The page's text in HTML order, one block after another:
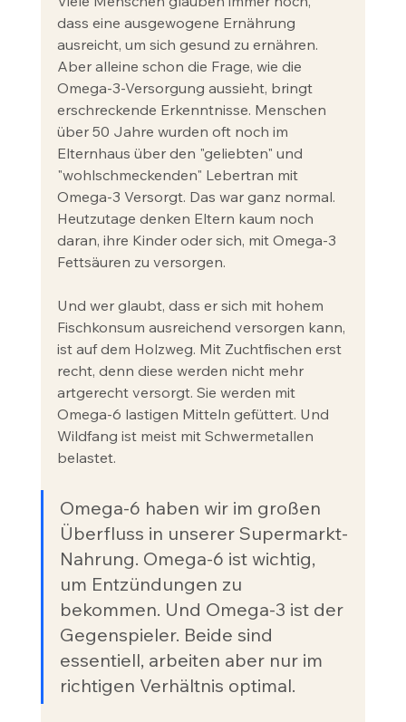
dass eine ausgewogene Ernährung
ausreicht, um sich gesund zu ernähren.
Aber alleine schon die Frage, wie die
Omega-3-Versorgung aussieht, bringt
erschreckende Erkenntnisse. Menschen
über 50 Jahre wurden oft noch im
Elternhaus über den "geliebten" und
"wohlschmeckenden" Lebertran mit
Omega-3 Versorgt. Das war ganz normal.
Heutzutage denken Eltern kaum noch
daran, ihre Kinder oder sich, mit Omega-3
Fettsäuren zu versorgen.
Und wer glaubt, dass er sich mit hohem
Fischkonsum ausreichend versorgen kann,
ist auf dem Holzweg. Mit Zuchtfischen erst
recht, denn diese werden nicht mehr
artgerecht versorgt. Sie werden mit
Omega-6 lastigen Mitteln gefüttert. Und
Wildfang ist meist mit Schwermetallen
belastet.
Omega-6 haben wir im großen
Überfluss in unserer Supermarkt-
Nahrung. Omega-6 ist wichtig,
um Entzündungen zu
bekommen. Und Omega-3 ist der
Gegenspieler. Beide sind
essentiell, arbeiten aber nur im
richtigen Verhältnis optimal.